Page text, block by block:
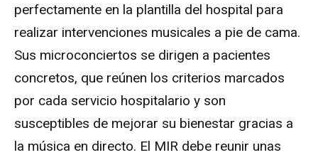
perfectamente en la plantilla del hospital para
realizar intervenciones musicales a pie de cama.
Sus microconciertos se dirigen a pacientes
concretos, que reúnen los criterios marcados
por cada servicio hospitalario y son
susceptibles de mejorar su bienestar gracias a
la música en directo. El MIR debe reunir unas